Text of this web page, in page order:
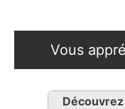
Vous